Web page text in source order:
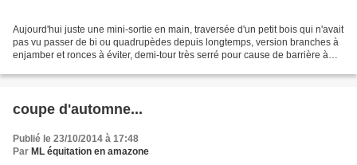
Aujourd'hui juste une mini-sortie en main, traversée d'un petit bois qui n'avait
pas vu passer de bi ou quadrupèdes depuis longtemps, version branches à
enjamber et ronces à éviter, demi-tour très serré pour cause de barrière à
coupe d'automne...
Publié le 23/10/2014 à 17:48
Par ML équitation en amazone